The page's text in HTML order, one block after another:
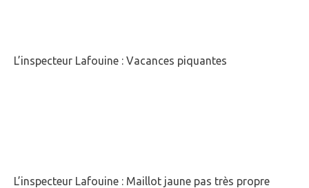
L’inspecteur Lafouine : Vacances piquantes
L’inspecteur Lafouine : Maillot jaune pas très propre